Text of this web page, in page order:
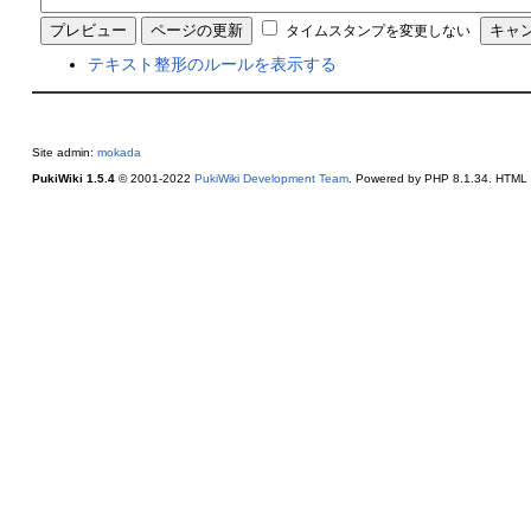
タイムスタンプを変更しない
テキスト整形のルールを表示する
Site admin: mokada
PukiWiki 1.5.4© 2001-2022 PukiWiki Development Team. Powered by PHP 8.1.34. HTML